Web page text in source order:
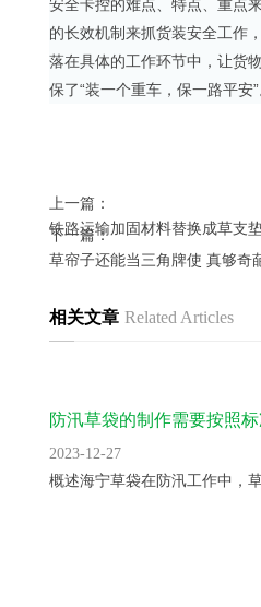
安全卡控的难点、特点、重点
的长效机制来抓货装安全工作
落在具体的工作环节中，让货
保了“装一个重车，保一路平安”
上一篇：
铁路运输加固材料替换成草支
下一篇：
草帘子还能当三角牌使 真够奇
相关文章 Related Articles
防汛草袋的制作需要按照
2023-12-27
概述海宁草袋在防汛工作中，